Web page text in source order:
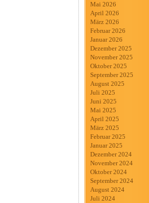
Mai 2026
April 2026
März 2026
Februar 2026
Januar 2026
Dezember 2025
November 2025
Oktober 2025
September 2025
August 2025
Juli 2025
Juni 2025
Mai 2025
April 2025
März 2025
Februar 2025
Januar 2025
Dezember 2024
November 2024
Oktober 2024
September 2024
August 2024
Juli 2024